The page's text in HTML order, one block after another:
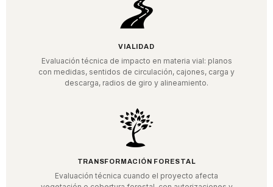
VIALIDAD
Evaluación técnica de impacto en materia vial: planos
con medidas, sentidos de circulación, cajones, carga y
descarga, radios de giro y alineamiento.
TRANSFORMACIÓN FORESTAL
Evaluación técnica cuando el proyecto afecta